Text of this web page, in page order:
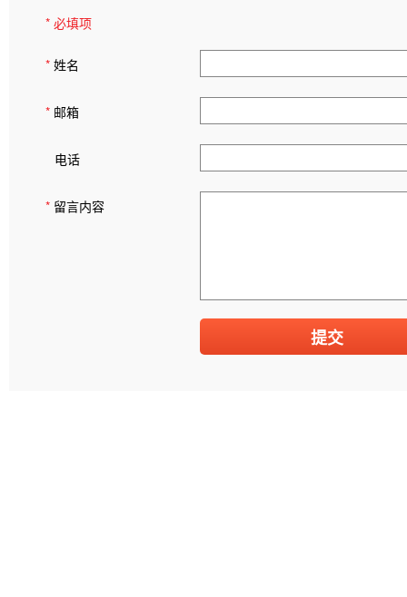
* 必填项
* 姓名
* 邮箱
电话
* 留言内容